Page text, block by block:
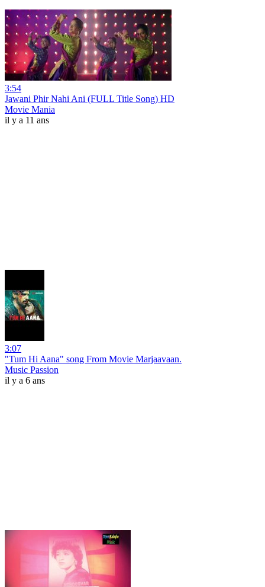
3:54
Jawani Phir Nahi Ani (FULL Title Song) HD
Movie Mania
il y a 11 ans
3:07
"Tum Hi Aana" song From Movie Marjaavaan.
Music Passion
il y a 6 ans